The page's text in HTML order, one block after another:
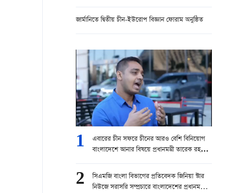
জার্মানিতে দ্বিতীয় চীন-ইউরোপ বিজ্ঞান ফোরাম অনুষ্ঠিত
1
এবারের চীন সফরে চীনের আরও বেশি বিনিয়োগ
বাংলাদেশে আনার বিষয়ে প্রধানমন্ত্রী তারেক রহমান
সিনিয়র রিপোর্টার, চ্যানেল ২৪
2
সিএমজি বাংলা বিভাগের প্রতিবেদক জিনিয়া স্টার
নিউজে সরাসরি সম্প্রচারে বাংলাদেশের প্রধানমন্ত্রী